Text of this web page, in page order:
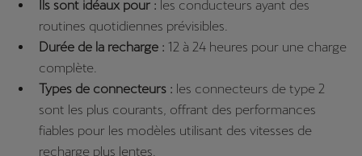
Ils sont idéaux pour : les conducteurs ayant des
routines quotidiennes prévisibles.
Durée de la recharge : 12 à 24 heures pour une charge
complète.
Types de connecteurs : les connecteurs de type 2
sont les plus courants, offrant des performances
fiables pour les modèles utilisant des vitesses de
recharge plus lentes.